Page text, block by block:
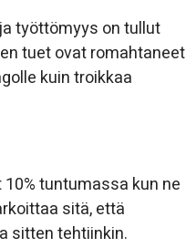
työttömyys on tullut
tuet ovat romahtaneet
kuin troikkaa
tuntumassa kun ne
sitä, että
sitten tehtiinkin.